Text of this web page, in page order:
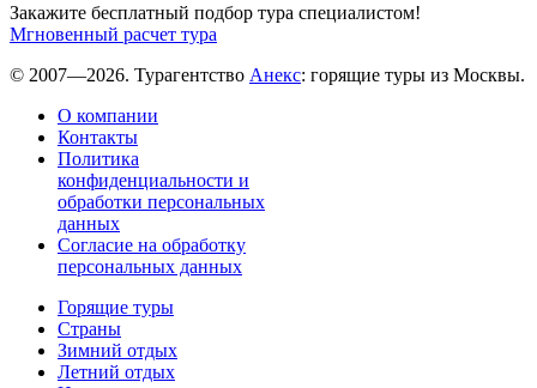
Закажите бесплатный подбор тура специалистом!
Мгновенный расчет тура
© 2007—2026. Турагентство Анекс: горящие туры из Москвы.
О компании
Контакты
Политика
конфиденциальности и
обработки персональных
данных
Согласие на обработку
персональных данных
Горящие туры
Страны
Зимний отдых
Летний отдых